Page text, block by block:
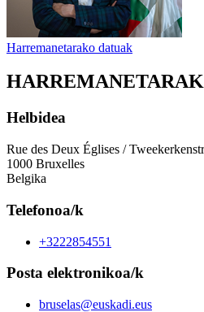
Harremanetarako datuak
Helbidea
Rue des Deux Églises /
1000 Bruxelles
Belgika
Telefonoa/k
+3222854551
Posta elektronikoa/k
bruselas@euskadi.eus